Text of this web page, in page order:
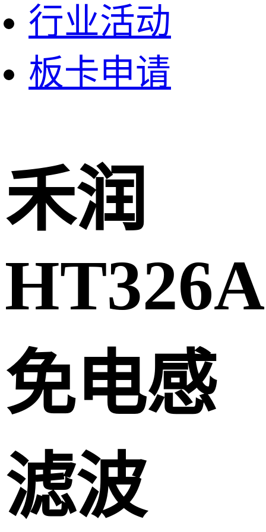
行业活动
板卡申请
禾润
HT326A
免电感
滤波